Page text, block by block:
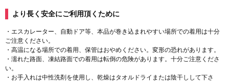
より長く安全にご利用頂くために
・エスカレーター、自動ドア等、本品が巻き込まれやすい場所での着用は十分
ご注意ください。
・高温になる場所での着用、保管はおやめください。変形の恐れがあります。
・濡れた路面、凍結路面での着用は転倒の危険があります。十分ご注意くださ
い。
・お手入れは中性洗剤を使用し、乾燥はタオルドライまたは陰干しして下さ